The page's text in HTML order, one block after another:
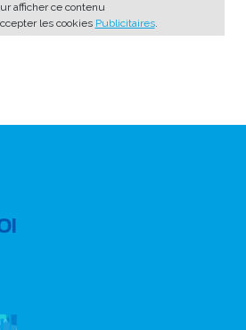
afficher ce contenu
les cookies Publicitaires.